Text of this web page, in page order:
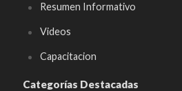
Resumen Informativo
Videos
Capacitacion
Categorías Destacadas